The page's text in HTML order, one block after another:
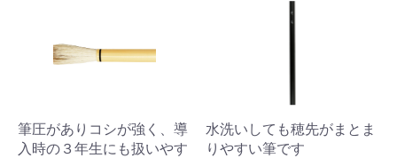
筆圧がありコシが強く、導
入時の３年生にも扱いやす
水洗いしても穂先がまとま
りやすい筆です